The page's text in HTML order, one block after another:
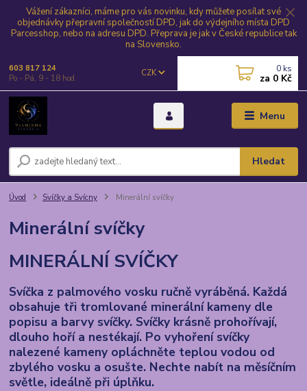
Vážení zákazníci, máme pro vás novinku, kdy můžete posílat své
objednávky přepravní společností DPD, jak do výdejního místa DPD
Parcesshop, nebo na adresu DPD. Přeprava je jak v České republice tak
na Slovensko.
Menu
CZK
Hledat
603 817 124
Po - Pá, 9 - 18 hod.
0 ks
za 0 Kč
Úvod Svíčky a Svícny Minerální svíčky
Minerální svíčky
MINERÁLNÍ SVÍČKY
Svíčka z palmového vosku ručně vyráběná. Každá
obsahuje tři tromlované minerální kameny dle
popisu a barvy svíčky. Svíčky krásně prohořívají,
dlouho hoří a nestékají. Po vyhoření svíčky
nalezené kameny opláchněte teplou vodou od
zbylého vosku a osušte. Nechte nabít na měsíčním
světle, ideálně při úplňku.